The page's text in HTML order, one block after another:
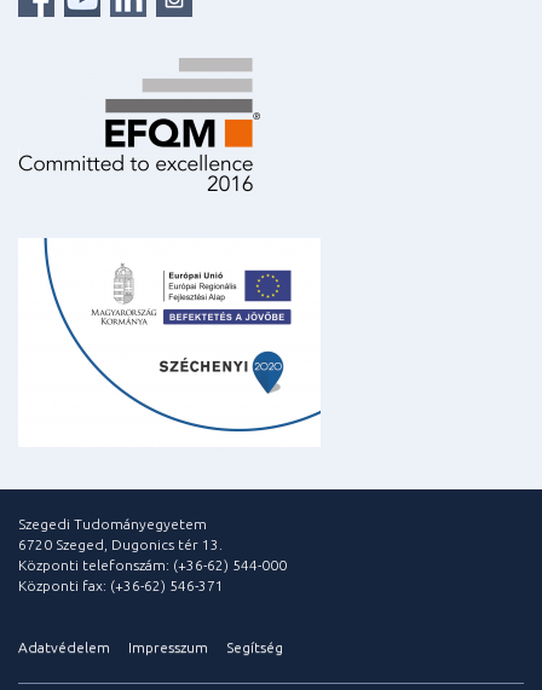
Szegedi Tudományegyetem
6720 Szeged, Dugonics tér 13.
Központi telefonszám: (+36-62) 544-000
Központi fax: (+36-62) 546-371
Adatvédelem Impresszum Segítség